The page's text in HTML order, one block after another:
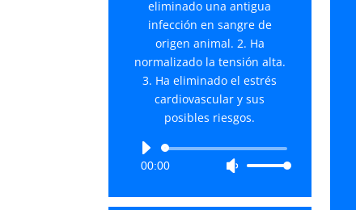
eliminado una antigua
infección en sangre de
origen animal. 2. Ha
normalizado la tensión alta.
3. Ha eliminado el estrés
cardiovascular y sus
posibles riesgos.
Reproductor
00:00
Utiliza